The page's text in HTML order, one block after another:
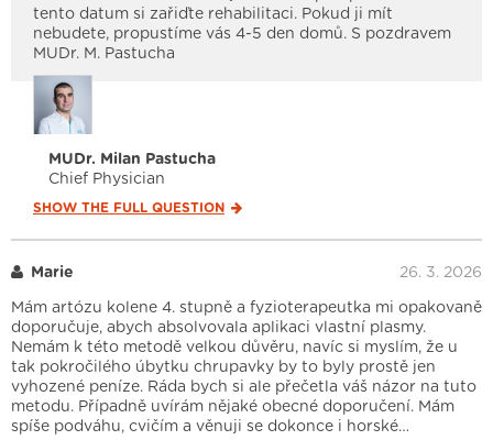
tento datum si zařiďte rehabilitaci. Pokud ji mít
nebudete, propustíme vás 4-5 den domů. S pozdravem
MUDr. M. Pastucha
MUDr. Milan Pastucha
Chief Physician
SHOW THE FULL QUESTION
Marie 26. 3. 2026
Mám artózu kolene 4. stupně a fyzioterapeutka mi opakovaně
doporučuje, abych absolvovala aplikaci vlastní plasmy.
Nemám k této metodě velkou důvěru, navíc si myslím, že u
tak pokročilého úbytku chrupavky by to byly prostě jen
vyhozené peníze. Ráda bych si ale přečetla váš názor na tuto
metodu. Případně uvírám nějaké obecné doporučení. Mám
spíše podváhu, cvičím a věnuji se dokonce i horské…